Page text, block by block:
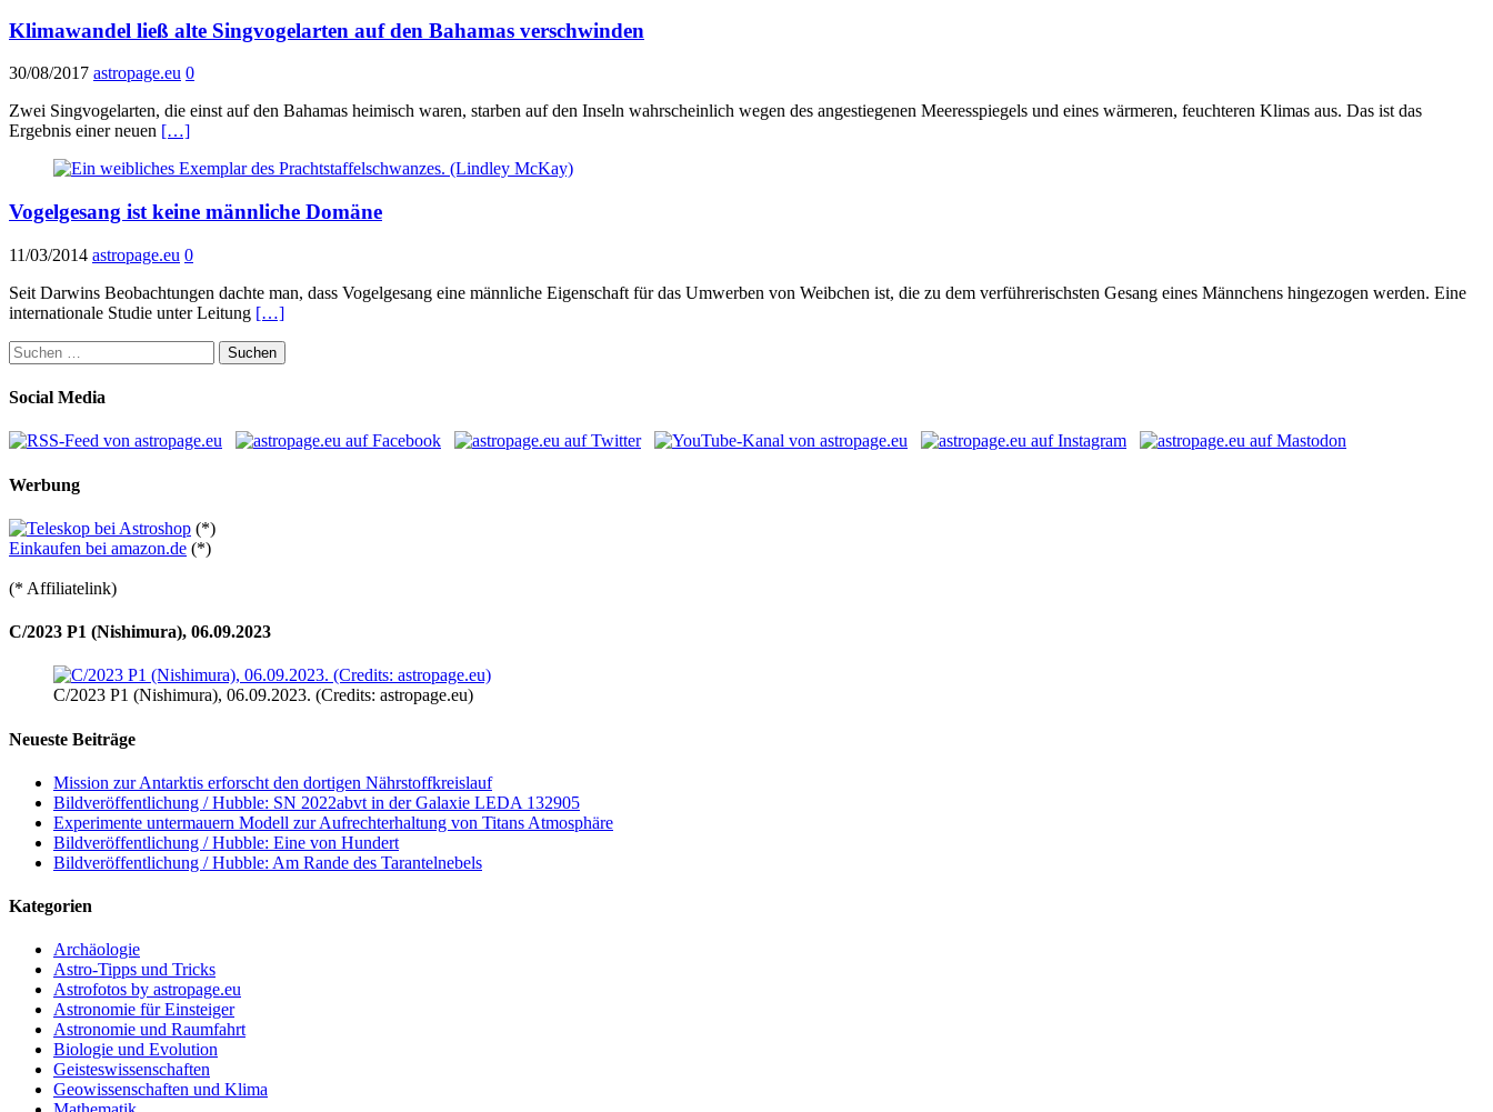
Klimawandel ließ alte Singvogelarten auf den Bahamas verschwinden
30/08/2017 astropage.eu 0
Zwei Singvogelarten, die einst auf den Bahamas heimisch waren, starben auf den Inseln wahrscheinlich wegen des angestiegenen Meeresspiegels und eines wärmeren, feuchteren Klimas aus. Das ist das
Ergebnis einer neuen […]
Vogelgesang ist keine männliche Domäne
11/03/2014 astropage.eu 0
Seit Darwins Beobachtungen dachte man, dass Vogelgesang eine männliche Eigenschaft für das Umwerben von Weibchen ist, die zu dem verführerischsten Gesang eines Männchens hingezogen werden. Eine
internationale Studie unter Leitung […]
Suchen
nach:
Social Media
Werbung
(*)
Einkaufen bei amazon.de (*)
(* Affiliatelink)
C/2023 P1 (Nishimura), 06.09.2023
C/2023 P1 (Nishimura), 06.09.2023. (Credits: astropage.eu)
Neueste Beiträge
Mission zur Antarktis erforscht den dortigen Nährstoffkreislauf
Bildveröffentlichung / Hubble: SN 2022abvt in der Galaxie LEDA 132905
Experimente untermauern Modell zur Aufrechterhaltung von Titans Atmosphäre
Bildveröffentlichung / Hubble: Eine von Hundert
Bildveröffentlichung / Hubble: Am Rande des Tarantelnebels
Kategorien
Archäologie
Astro-Tipps und Tricks
Astrofotos by astropage.eu
Astronomie für Einsteiger
Astronomie und Raumfahrt
Biologie und Evolution
Geisteswissenschaften
Geowissenschaften und Klima